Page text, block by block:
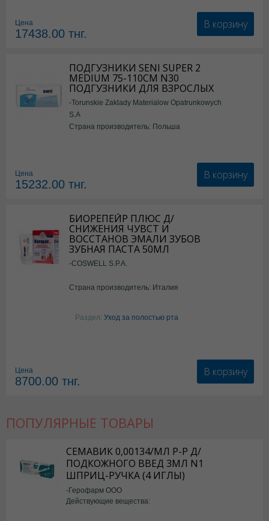
Цена
17438.00 тнг.
В корзину
ПОДГУЗНИКИ SENI SUPER 2
MEDIUM 75-110СМ N30
ПОДГУЗНИКИ ДЛЯ ВЗРОСЛЫХ
-Torunskie Zaklady Materialow Opatrunkowych
S.A
Страна производитель: Польша
Цена
15232.00 тнг.
В корзину
БИОРЕПЕЙР ПЛЮС Д/
СНИЖЕНИЯ ЧУВСТ И
ВОССТАНОВ ЭМАЛИ ЗУБОВ
ЗУБНАЯ ПАСТА 50МЛ
-COSWELL S.P.A.
Страна производитель: Италия
Раздел: Уход за полостью рта
Цена
8700.00 тнг.
В корзину
ПОПУЛЯРНЫЕ ТОВАРЫ
СЕМАВИК 0,00134/МЛ Р-Р Д/
ПОДКОЖНОГО ВВЕД 3МЛ N1
ШПРИЦ-РУЧКА (4 ИГЛЫ)
-Герофарм ООО
Действующие вещества: